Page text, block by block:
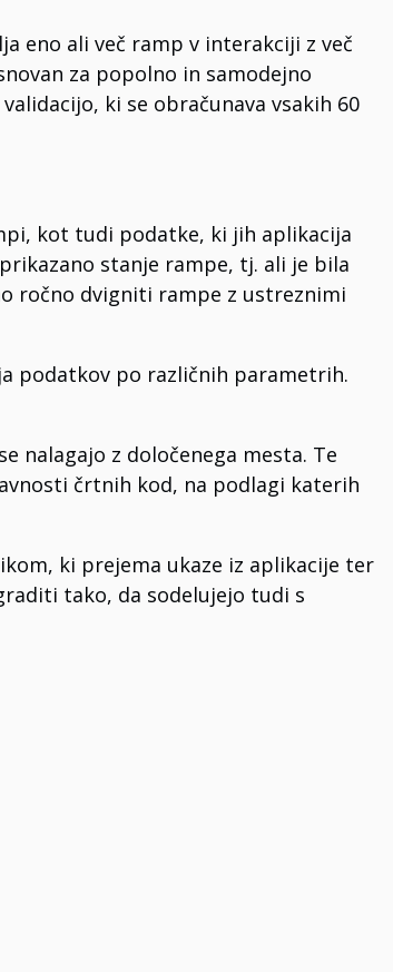
eno ali več ramp v interakciji z več
za popolno in samodejno
ki se obračunava vsakih 60
kot tudi podatke, ki jih aplikacija
stanje rampe, tj. ali je bila
ročno dvigniti rampe z ustreznimi
podatkov po različnih parametrih.
nalagajo z določenega mesta. Te
črtnih kod, na podlagi katerih
ki prejema ukaze iz aplikacije ter
tako, da sodelujejo tudi s